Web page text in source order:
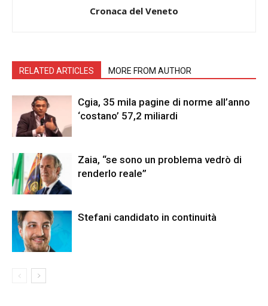
Cronaca del Veneto
RELATED ARTICLES MORE FROM AUTHOR
Cgia, 35 mila pagine di norme all’anno
‘costano’ 57,2 miliardi
Zaia, “se sono un problema vedrò di
renderlo reale”
Stefani candidato in continuità